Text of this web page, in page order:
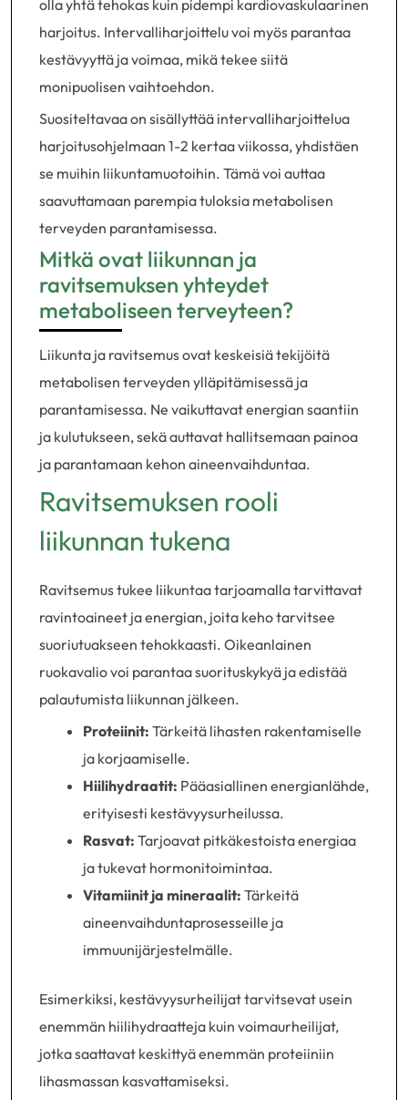
olla yhtä tehokas kuin pidempi kardiovaskulaarinen
harjoitus. Intervalliharjoittelu voi myös parantaa
kestävyyttä ja voimaa, mikä tekee siitä
monipuolisen vaihtoehdon.
Suositeltavaa on sisällyttää intervalliharjoittelua
harjoitusohjelmaan 1-2 kertaa viikossa, yhdistäen
se muihin liikuntamuotoihin. Tämä voi auttaa
saavuttamaan parempia tuloksia metabolisen
terveyden parantamisessa.
Mitkä ovat liikunnan ja
ravitsemuksen yhteydet
metaboliseen terveyteen?
Liikunta ja ravitsemus ovat keskeisiä tekijöitä
metabolisen terveyden ylläpitämisessä ja
parantamisessa. Ne vaikuttavat energian saantiin
ja kulutukseen, sekä auttavat hallitsemaan painoa
ja parantamaan kehon aineenvaihduntaa.
Ravitsemuksen rooli
liikunnan tukena
Ravitsemus tukee liikuntaa tarjoamalla tarvittavat
ravintoaineet ja energian, joita keho tarvitsee
suoriutuakseen tehokkaasti. Oikeanlainen
ruokavalio voi parantaa suorituskykyä ja edistää
palautumista liikunnan jälkeen.
Proteiinit: Tärkeitä lihasten rakentamiselle
ja korjaamiselle.
Hiilihydraatit: Pääasiallinen energianlähde,
erityisesti kestävyysurheilussa.
Rasvat: Tarjoavat pitkäkestoista energiaa
ja tukevat hormonitoimintaa.
Vitamiinit ja mineraalit: Tärkeitä
aineenvaihduntaprosesseille ja
immuunijärjestelmälle.
Esimerkiksi, kestävyysurheilijat tarvitsevat usein
enemmän hiilihydraatteja kuin voimaurheilijat,
jotka saattavat keskittyä enemmän proteiiniin
lihasmassan kasvattamiseksi.